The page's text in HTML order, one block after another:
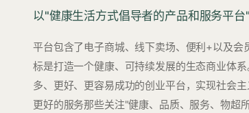
以"健康生活方式倡导者的产品和服务平台
平台包含了电子商城、线下卖场、便利+以及会
标是打造一个健康、可持续发展的生态商业体
多、更好、更容易成功的创业平台，实现社会
更好的服务那些关注"健康、品质、服务、物超